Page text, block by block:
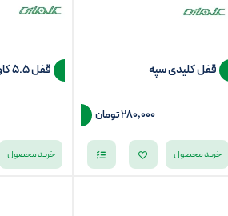
قفل کلیدی سپه
280,000تومان
خرید محصول
قفل 5.5 کاوه صنعت
خرید محصول